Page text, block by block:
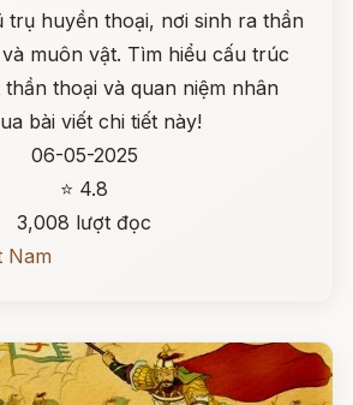
trụ huyền thoại, nơi sinh ra thần
muôn vật. Tìm hiểu cấu trúc
thoại và quan niệm nhân
bài viết chi tiết này!
06-05-2025
⭐ 4.8
3,008 lượt đọc
Nam